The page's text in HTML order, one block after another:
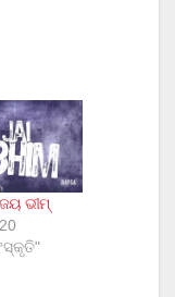
ଭୀମ୍